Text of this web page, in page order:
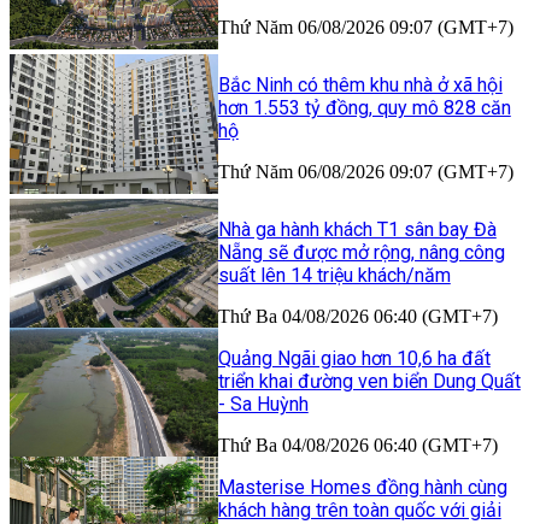
Thứ Năm 06/08/2026 09:07 (GMT+7)
Bắc Ninh có thêm khu nhà ở xã hội
hơn 1.553 tỷ đồng, quy mô 828 căn
hộ
Thứ Năm 06/08/2026 09:07 (GMT+7)
Nhà ga hành khách T1 sân bay Đà
Nẵng sẽ được mở rộng, nâng công
suất lên 14 triệu khách/năm
Thứ Ba 04/08/2026 06:40 (GMT+7)
Quảng Ngãi giao hơn 10,6 ha đất
triển khai đường ven biển Dung Quất
- Sa Huỳnh
Thứ Ba 04/08/2026 06:40 (GMT+7)
Masterise Homes đồng hành cùng
khách hàng trên toàn quốc với giải